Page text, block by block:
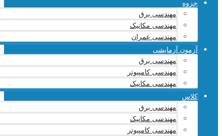
جزوه
مهندسی برق
مهندسی مکانیک
مهندسی عمران
آزمون آزمایشی
مهندسی برق
مهندسی کامپیوتر
مهندسی مکانیک
کلاس
مهندسی برق
مهندسی مکانیک
مهندسی کامپیوتر